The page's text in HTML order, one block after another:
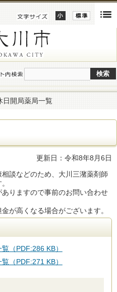
日開局薬局一覧
更新日：令和8年8月6日
談などのため、大川三潴薬剤師
りますので事前のお問い合わせ
が高くなる場合がございます。
（PDF:286 KB）
（PDF:271 KB）